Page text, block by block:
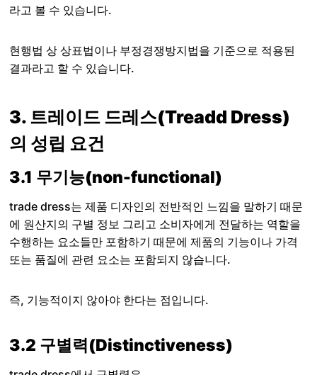
라고 볼 수 있습니다.
현행법 상 상표법이나 부정경쟁방지법을 기준으로 적용된
결과라고 할 수 있습니다.
3. 트레이드 드레스(Treadd Dress)
의 성립 요건
3.1 무기능(non-functional)
trade dress는 제품 디자인의 전반적인 느낌을 말하기 때문
에 원산지의 구별 정보 그리고 소비자에게 전달하는 역할을
수행하는 요소들만 포함하기 때문에 제품의 기능이나 가격
또는 품질에 관련 요소는 포함되지 않습니다.
즉, 기능적이지 않아야 한다는 점입니다.
3.2 구별력(Distinctiveness)